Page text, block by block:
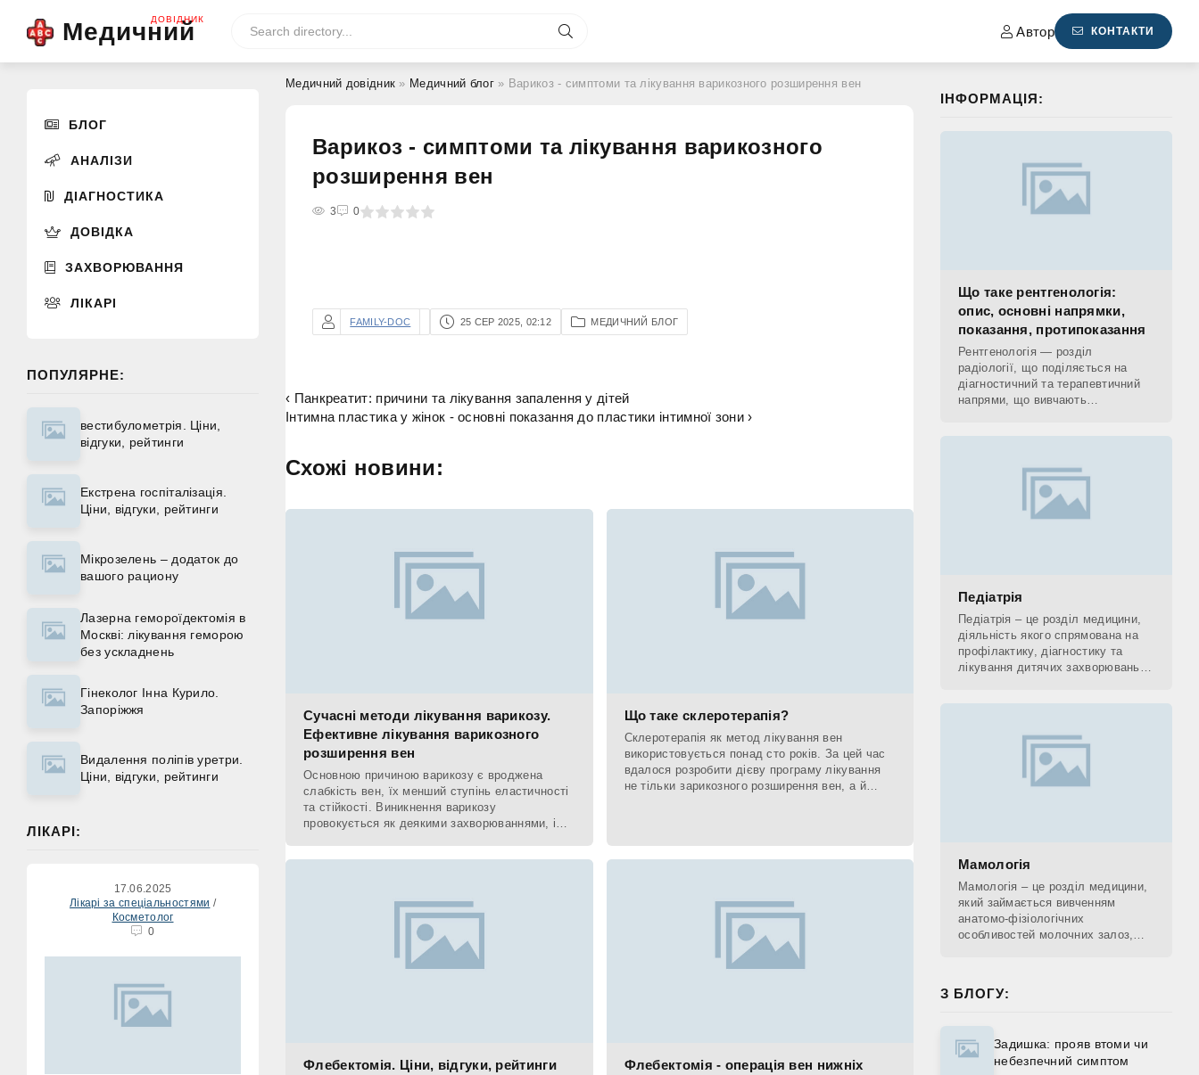
Медичний
ДОВІДНИК
Автор КОНТАКТИ
БЛОГ
АНАЛІЗИ
ДІАГНОСТИКА
ДОВІДКА
ЗАХВОРЮВАННЯ
ЛІКАРІ
ПОПУЛЯРНЕ:
вестибулометрія. Ціни,
відгуки, рейтинги
Екстрена госпіталізація.
Ціни, відгуки, рейтинги
Мікрозелень – додаток до
вашого рациону
Лазерна гемороїдектомія в
Москві: лікування геморою
без ускладнень
Гінеколог Інна Курило.
Запоріжжя
Видалення поліпів уретри.
Ціни, відгуки, рейтинги
ЛІКАРІ:
17.06.2025
Лікарі за спеціальностями /
Косметолог
0
Медичний довідник » Медичний блог» Варикоз - симптоми та лікування варикозного розширення вен
Варикоз - симптоми та лікування варикозного
розширення вен
3 0
4 5
FAMILY-DOC 25 СЕР 2025, 02:12 МЕДИЧНИЙ БЛОГ
‹ Панкреатит: причини та лікування запалення у дітей
Інтимна пластика у жінок - основні показання до пластики інтимної зони ›
Схожі новини:
Сучасні методи лікування варикозу.
Ефективне лікування варикозного
розширення вен
Основною причиною варикозу є вроджена
слабкість вен, їх менший ступінь еластичності
та стійкості. Виникнення варикозу
провокується як деякими захворюваннями, і
Що таке склеротерапія?
Склеротерапія як метод лікування вен
використовується понад сто років. За цей час
вдалося розробити дієву програму лікування
не тільки варикозного розширення вен, а й
Флебектомія. Ціни, відгуки, рейтинги
Флебектомія - операція вен нижніх
ІНФОРМАЦІЯ:
Що таке рентгенологія:
опис, основні напрямки,
показання, протипоказання
Рентгенологія — розділ
радіології, що поділяється на
діагностичний та терапевтичний
напрями, що вивчають
Педіатрія
Педіатрія – це розділ медицини,
діяльність якого спрямована на
профілактику, діагностику та
лікування дитячих захворювань, а
Мамологія
Мамологія – це розділ медицини,
який займається вивченням
анатомо-фізіологічних
особливостей молочних залоз,
З БЛОГУ:
Задишка: прояв втоми чи
небезпечний симптом